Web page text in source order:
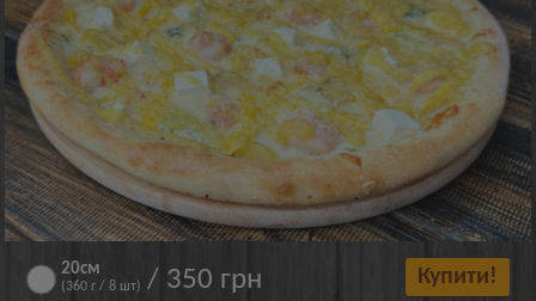
20см
(360 г / 8 шт) / 350 грн Купити!